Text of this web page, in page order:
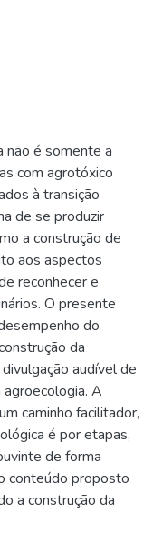
não é somente a
com agrotóxico
à transição
de se produzir
a construção de
aos aspectos
reconhecer e
O presente
do
da
audível de
A
caminho facilitador,
é por etapas,
de forma
conteúdo proposto
a construção da